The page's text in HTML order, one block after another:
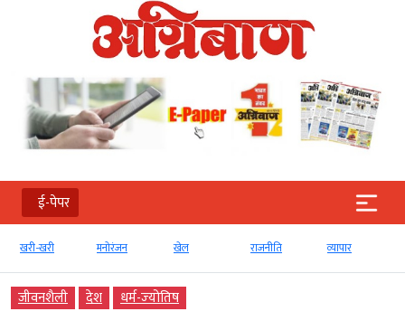
ई-पेपर
जीवनशैली देश धर्म-ज्‍योतिष